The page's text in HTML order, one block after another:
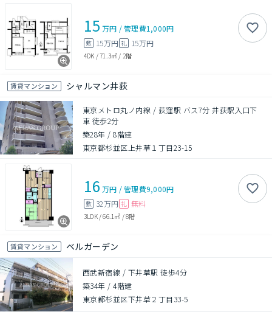
15 万円 /管理費1,000円
敷 15万円 礼 15万円
4DK /71.3㎡ / 2階
賃貸マンション シャルマン井荻
東京メトロ丸ノ内線 / 荻窪駅 バス7分 井荻駅入口下
車 徒歩2分
築28年 /8階建
東京都杉並区上井草１丁目23-15
16 万円 /管理費9,000円
敷 32万円 礼 無料
3LDK/66.1㎡ /8階
賃貸マンション ベルガーデン
西武新宿線 / 下井草駅 徒歩4分
築34年 /4階建
東京都杉並区下井草２丁目33-5